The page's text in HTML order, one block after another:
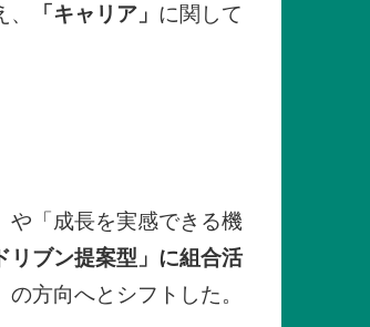
「キャリア」 に関して
や「成長を実感できる機
リブン提案型」に組合活
方向へとシフトした。